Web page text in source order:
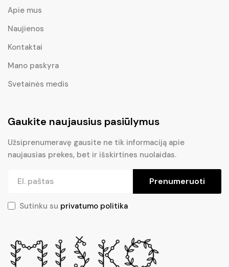
Apie mus
Naujienos
Kontaktai
Mano paskyra
Svetainės medis
Gaukite naujausius pasiūlymus
Užsiprenumeravę gausite ne tik informaciją apie
naujausias prekes, bet ir išskirtines nuolaidas.
Prenumeruoti
Sutinku su privatumo politika